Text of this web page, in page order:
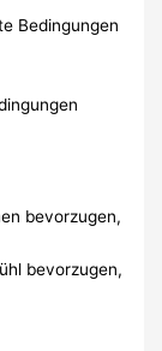
Bedingungen
bevorzugen,
bevorzugen,